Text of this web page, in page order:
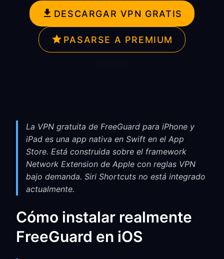
DESCARGAR VPN GRATIS
PASARSE A PREMIUM
La VPN gratuita de FreeGuard para iPhone y
iPad es una app nativa en Swift en el App
Store. Está construida sobre el framework
Network Extension de Apple con reglas VPN
bajo demanda. Siri Shortcuts no está integrado
actualmente.
Cómo instalar realmente
FreeGuard en iOS